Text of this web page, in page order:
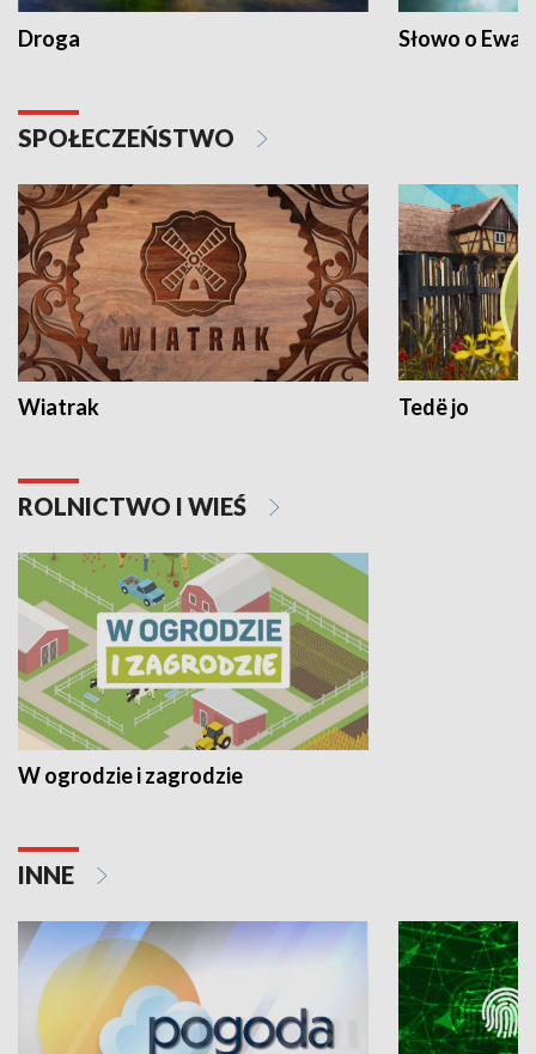
Droga Słowo o
SPOŁECZEŃSTWO
Wiatrak Tedë jo
ROLNICTWO I WIEŚ
W ogrodzie i zagrodzie
INNE